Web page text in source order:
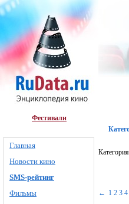
Фестивали
Главная
Новости кино
SMS-рейтинг
Фильмы
← 1 2 3 4